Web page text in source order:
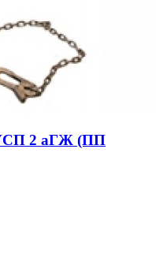
УСП 2 аГЖ (ПП